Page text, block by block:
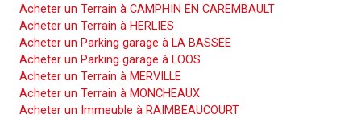
Acheter un Terrain à CAMPHIN EN CAREMBAULT
Acheter un Terrain à HERLIES
Acheter un Parking garage à LA BASSEE
Acheter un Parking garage à LOOS
Acheter un Terrain à MERVILLE
Acheter un Terrain à MONCHEAUX
Acheter un Immeuble à RAIMBEAUCOURT